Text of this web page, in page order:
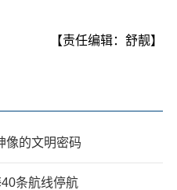
【责任编辑：舒靓】
像的文明密码
40条航线停航